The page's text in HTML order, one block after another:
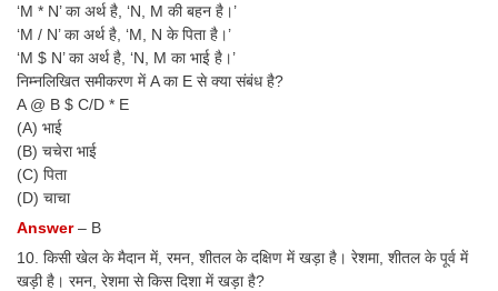
‘M * N’ का अर्थ है, ‘N, M की बहन है।’
‘M / N’ का अर्थ है, ‘M, N के पिता है।’
‘M $ N’ का अर्थ है, ‘N, M का भाई है।’
निम्नलिखित समीकरण में A का E से क्या संबंध है?
A @ B $ C/D * E
(A) भाई
(B) चचेरा भाई
(C) पिता
(D) चाचा
Answer– B
10. किसी खेल के मैदान में, रमन, शीतल के दक्षिण में खड़ा है। रेशमा, शीतल के पूर्व में
खड़ी है। रमन, रेशमा से किस दिशा में खड़ा है?